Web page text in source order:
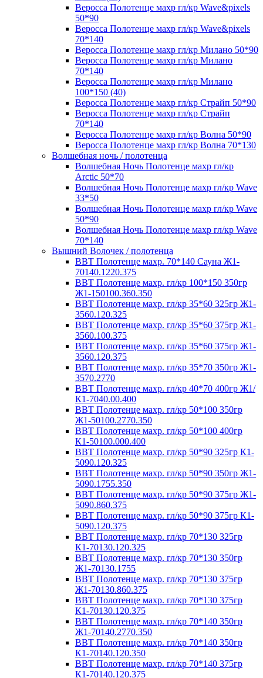
Веросса Полотенце махр гл/кр Wave&pixels
50*90
Веросса Полотенце махр гл/кр Wave&pixels
70*140
Веросса Полотенце махр гл/кр Милано 50*90
Веросса Полотенце махр гл/кр Милано
70*140
Веросса Полотенце махр гл/кр Милано
100*150 (40)
Веросса Полотенце махр гл/кр Страйп 50*90
Веросса Полотенце махр гл/кр Страйп
70*140
Веросса Полотенце махр гл/кр Волна 50*90
Веросса Полотенце махр гл/кр Волна 70*130
Волшебная ночь / полотенца
Волшебная Ночь Полотенце махр гл/кр
Arctic 50*70
Волшебная Ночь Полотенце махр гл/кр Wave
33*50
Волшебная Ночь Полотенце махр гл/кр Wave
50*90
Волшебная Ночь Полотенце махр гл/кр Wave
70*140
Вышний Волочек / полотенца
ВВТ Полотенце махр. 70*140 Сауна Ж1-
70140.1220.375
ВВТ Полотенце махр. гл/кр 100*150 350гр
Ж1-150100.360.350
ВВТ Полотенце махр. гл/кр 35*60 325гр Ж1-
3560.120.325
ВВТ Полотенце махр. гл/кр 35*60 375гр Ж1-
3560.100.375
ВВТ Полотенце махр. гл/кр 35*60 375гр Ж1-
3560.120.375
ВВТ Полотенце махр. гл/кр 35*70 350гр Ж1-
3570.2770
ВВТ Полотенце махр. гл/кр 40*70 400гр Ж1/
К1-7040.00.400
ВВТ Полотенце махр. гл/кр 50*100 350гр
Ж1-50100.2770.350
ВВТ Полотенце махр. гл/кр 50*100 400гр
К1-50100.000.400
ВВТ Полотенце махр. гл/кр 50*90 325гр К1-
5090.120.325
ВВТ Полотенце махр. гл/кр 50*90 350гр Ж1-
5090.1755.350
ВВТ Полотенце махр. гл/кр 50*90 375гр Ж1-
5090.860.375
ВВТ Полотенце махр. гл/кр 50*90 375гр К1-
5090.120.375
ВВТ Полотенце махр. гл/кр 70*130 325гр
К1-70130.120.325
ВВТ Полотенце махр. гл/кр 70*130 350гр
Ж1-70130.1755
ВВТ Полотенце махр. гл/кр 70*130 375гр
Ж1-70130.860.375
ВВТ Полотенце махр. гл/кр 70*130 375гр
К1-70130.120.375
ВВТ Полотенце махр. гл/кр 70*140 350гр
Ж1-70140.2770.350
ВВТ Полотенце махр. гл/кр 70*140 350гр
К1-70140.120.350
ВВТ Полотенце махр. гл/кр 70*140 375гр
К1-70140.120.375